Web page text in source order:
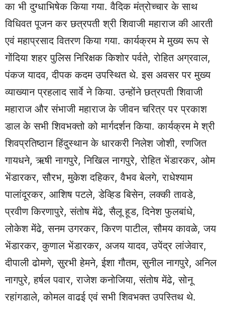
का भी दुग्धाभिषेक किया गया. वैदिक मंत्रोच्चार के साथ
विधिवत पूजन कर छत्रपती श्री शिवाजी महाराज की आरती
एवं महाप्रसाद वितरण किया गया. कार्यक्रम मे मुख्य रूप से
गोंदिया शहर पुलिस निरिक्षक किशोर पर्वते, रोहित अग्रवाल,
पंकज यादव, दीपक कदम उपस्थित थे. इस अवसर पर मुख्य
व्याख्यान प्रहलाद सार्वे ने किया. उन्होंने छत्रपती शिवाजी
महाराज और संभाजी महाराज के जीवन चरित्र पर प्रकाश
डाल के सभी शिवभक्तो को मार्गदर्शन किया. कार्यक्रम मे श्री
शिवप्रतिष्ठान हिंदुस्थान के धारकरी निलेश जोशी, रणजित
गायधने, ऋषी नागपुरे, निखिल नागपुरे, रोहित भेंडारकर, ओम
भेंडारकर, सौरभ, मुकेश दहिकर, वैभव बेलगे, राधेश्याम
पालांदूरकर, आशिष पटले, डेव्हिड बिसेन, लक्की तावडे,
प्रवीण किरणापुरे, संतोष मेंढे, सैलू हूड, दिनेश फुलबांधे,
लोकेश मेंढे, सनम उगरकर, किरण पाटील, सौमय कावळे, जय
भेंडारकर, कुणाल भेंडारकर, अजय यादव, उपेंद्र लांजेवार,
दीपाली ढोमणे, सुरभी हेमने, ईशा गौतम, सुनील नागपुरे, अनिल
नागपुरे, हर्षल पवार, राजेश कनोजिया, संतोष मेंढे, सोनू
रहांगडाले, कोमल वाढई एवं सभी शिवभक्त उपस्तिथ थे.